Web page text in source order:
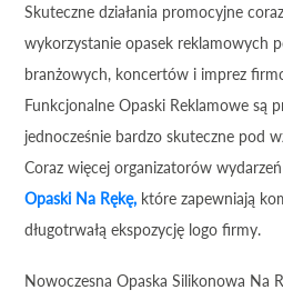
Skuteczne działania promocyjne
wykorzystanie opasek reklamowych
branżowych, koncertów i imprez
Funkcjonalne Opaski Reklamowe są
jednocześnie bardzo skuteczne pod
Coraz więcej organizatorów
Opaski Na Rękę, które zapewniają
długotrwałą ekspozycję logo firmy.
Nowoczesna Opaska Silikonowa Na